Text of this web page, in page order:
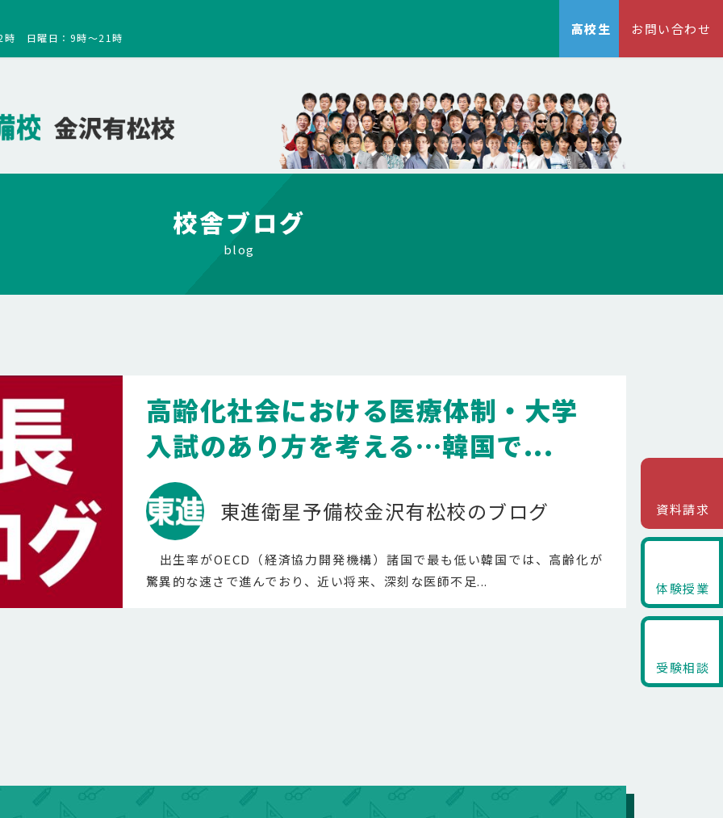
時 日曜日：9時～21時 高校生 お問い合わせ
校舎ブログ
blog
高齢化社会における医療体制・大学
入試のあり方を考える…韓国で...
東進衛星予備校金沢有松校のブログ
出生率がOECD（経済協力開発機構）諸国で最も低い韓国では、高齢化が
驚異的な速さで進んでおり、近い将来、深刻な医師不足...
資料請求
体験授業
受験相談